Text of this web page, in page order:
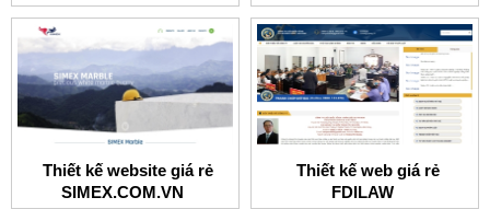
Thiết kế website giá rẻ
SIMEX.COM.VN
Thiết kế web giá rẻ
FDILAW